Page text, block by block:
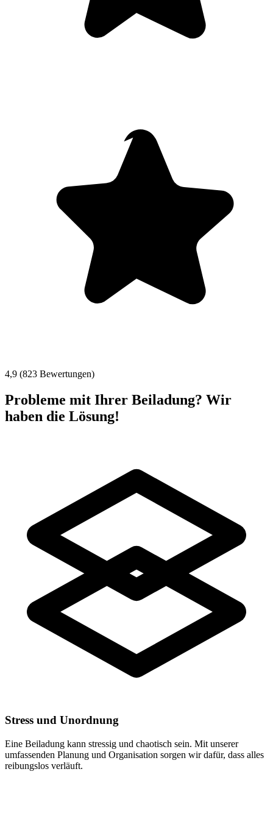
4,9 (823 Bewertungen)
Probleme mit Ihrer Beiladung? Wir
haben die Lösung!
Stress und Unordnung
Eine Beiladung kann stressig und chaotisch sein. Mit unserer
umfassenden Planung und Organisation sorgen wir dafür, dass alles
reibungslos verläuft.